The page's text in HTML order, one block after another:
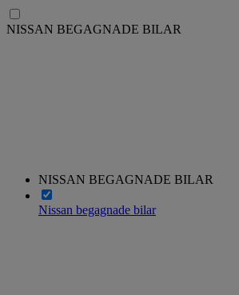
NISSAN BEGAGNADE BILAR
NISSAN BEGAGNADE BILAR
Nissan begagnade bilar